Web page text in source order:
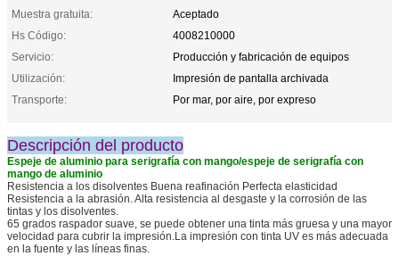
Muestra gratuita:
Aceptado
Hs Código:
4008210000
Servicio:
Producción y fabricación de equipos
Utilización:
Impresión de pantalla archivada
Transporte:
Por mar, por aire, por expreso
Descripción del producto
Espeje de aluminio para serigrafía con mango/espeje de serigrafía con
mango de aluminio
Resistencia a los disolventes Buena reafinación Perfecta elasticidad
Resistencia a la abrasión. Alta resistencia al desgaste y la corrosión de las
tintas y los disolventes.
65 grados raspador suave, se puede obtener una tinta más gruesa y una mayor
velocidad para cubrir la impresión.La impresión con tinta UV es más adecuada
en la fuente y las líneas finas.